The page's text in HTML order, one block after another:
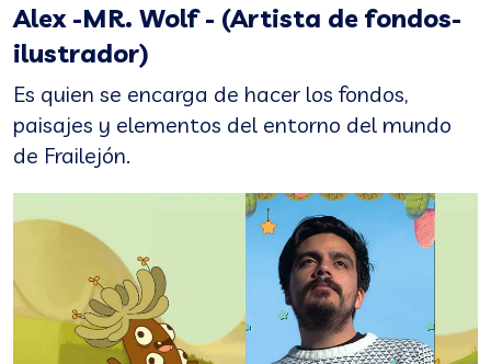
Alex -MR. Wolf - (Artista de fondos-
ilustrador)
Es quien se encarga de hacer los fondos,
paisajes y elementos del entorno del mundo
de Frailejón.